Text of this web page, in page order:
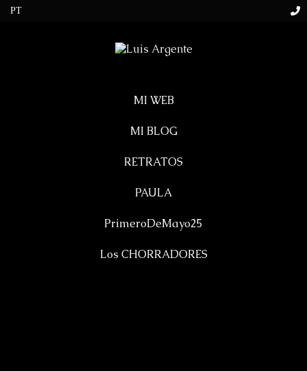
MI WEB
MI BLOG
RETRATOS
PAULA
PrimeroDeMayo25
Los CHORRADORES